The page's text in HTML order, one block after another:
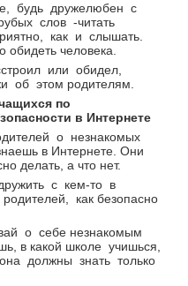
будь дружелюбен с
слов -читать
как и слышать.
человека.
или обидел,
об этом родителям.
по
в Интернете
о незнакомых
в Интернете. Они
делать, а что нет.
с кем-то в
родителей,
как безопасно
о себе незнакомым
в какой школе учишься,
должны знать только